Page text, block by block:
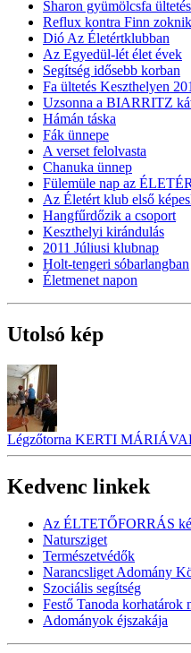
Sharon gyümölcsfa
Reflux kontra Finn zoknik
Dió Az Életértklubban
Az Egyedül-lét élet évek
Segítség idősebb korban
Fa ültetés Keszthelyen
Uzsonna a BIARRITZ
Hámán táska
Fák ünnepe
A verset felolvasta
Chanuka ünnep
Fülemüle nap az
Az Életért klub első
Hangfűrdőzik a csoport
Keszthelyi kirándulás
2011 Júliusi klubnap
Holt-tengeri sóbarlangban
Életmenet napon
Utolsó kép
Légzőtorna KERTI
Kedvenc linkek
Az ÉLTETŐFORRÁS
Natursziget
Természetvédők
Narancsliget Adomány
Szociális segítség
Festő Tanoda korhatárok
Adományok éjszakája